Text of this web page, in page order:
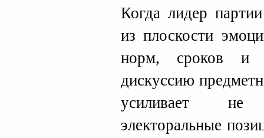
Когда лидер
из плоскости
норм, сроков и
дискуссию
усиливает не
электоральные